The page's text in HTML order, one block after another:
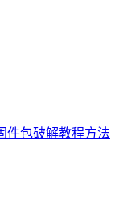
件包破解教程方法